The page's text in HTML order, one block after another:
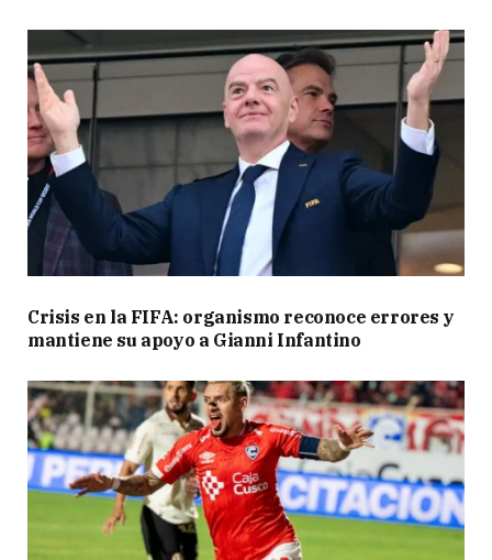
Crisis en la FIFA: organismo reconoce errores y
mantiene su apoyo a Gianni Infantino